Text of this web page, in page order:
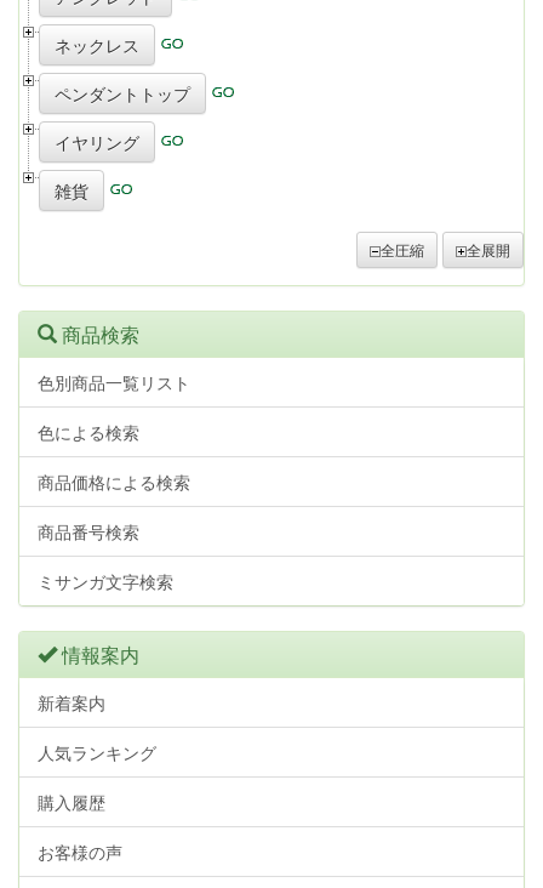
ネックレス
ペンダントトップ
イヤリング
雑貨
全圧縮 全展開
商品検索
色別商品一覧リスト
色による検索
商品価格による検索
商品番号検索
ミサンガ文字検索
情報案内
新着案内
人気ランキング
購入履歴
お客様の声